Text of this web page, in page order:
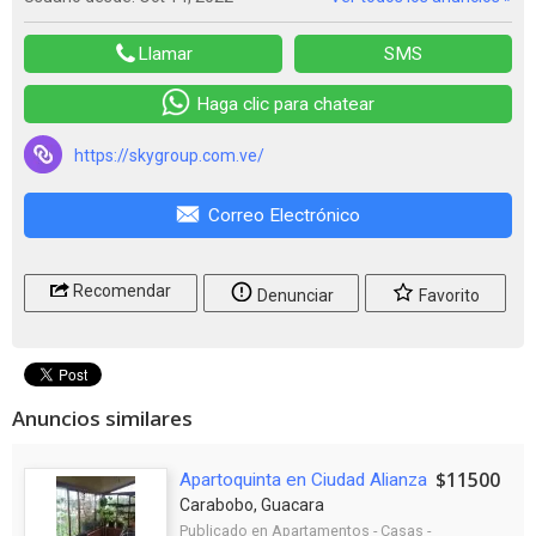
Llamar SMS
Haga clic para chatear
https://skygroup.com.ve/
Correo Electrónico
Recomendar Denunciar Favorito
Anuncios similares
Apartoquinta en Ciudad Alianza
Carabobo, Guacara
Publicado en Apartamentos - Casas -
$11500